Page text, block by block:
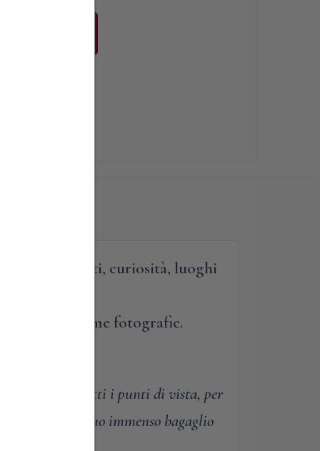
100 argomenti, curiosità, luoghi
100 bellissime fotografie.
del libro.
città valga da tutti i punti di vista, per
per il suo immenso bagaglio